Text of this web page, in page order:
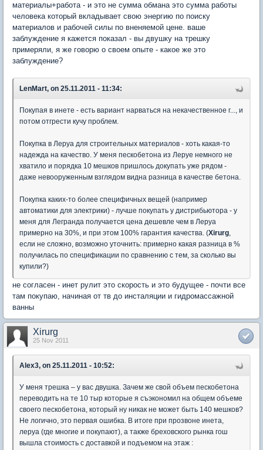
материалы+работа - и это не сумма обмана это сумма работы
человека который вкладывает свою энергию по поиску
материалов и рабочей силы по вненяемой цене. ваше
заблуждение я кажется показал - вы двушку на трешку
примеряли, я же говорю о своем опыте - какое же это
заблуждение?
LenMart, on 25.11.2011 - 11:34:
Покупая в инете - есть вариант нарваться на некачественное г..., и
потом отгрести кучу проблем.
Покупка в Леруа для строительных материалов - хоть какая-то
надежда на качество. У меня пескобетона из Леруе немного не
хватило и порядка 10 мешков пришлось докупать уже рядом -
даже невооруженным взглядом видна разница в качестве бетона.
Покупка каких-то более специфичных вещей (например
автоматики для электрики) - лучше покупать у дистрибьютора - у
меня для Легранда получается цена дешевле чем в Леруа
примерно на 30%, и при этом 100% гарантия качества. (Xirurg,
если не сложно, возможно уточнить: примерно какая разница в %
получилась по спецификации по сравнению с тем, за сколько вы
купили?)
не согласен - инет рулит это скорость и это будущее - почти все
там покупаю, начиная от тв до инсталяции и гидромассажной
ванны
Xirurg
25 Nov 2011
Alex3, on 25.11.2011 - 10:52:
У меня трешка – у вас двушка. Зачем же свой объем пескобетона
переводить на те 10 тыр которые я съэкономил на общем объеме
своего пескобетона, который ну никак не может быть 140 мешков?
Не логично, это первая ошибка. В итоге при прозвоне инета,
леруа (где многие и покупают), а также бреховского рынка гош
вышла стоимость с доставкой и подъемом на этаж :